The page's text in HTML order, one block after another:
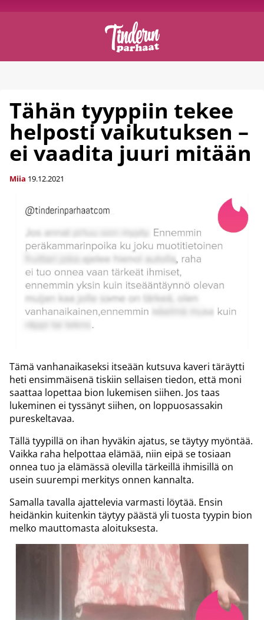
Tähän tyyppiin tekee
helposti vaikutuksen –
ei vaadita juuri mitään
Miia 19.12.2021
Tämä vanhanaikaseksi itseään kutsuva kaveri täräytti
heti ensimmäisenä tiskiin sellaisen tiedon, että moni
saattaa lopettaa bion lukemisen siihen. Jos taas
lukeminen ei tyssänyt siihen, on loppuosassakin
pureskeltavaa.
Tällä tyypillä on ihan hyväkin ajatus, se täytyy myöntää.
Vaikka raha helpottaa elämää, niin eipä se tosiaan
onnea tuo ja elämässä olevilla tärkeillä ihmisillä on
usein suurempi merkitys onnen kannalta.
Samalla tavalla ajattelevia varmasti löytää. Ensin
heidänkin kuitenkin täytyy päästä yli tuosta tyypin bion
melko mauttomasta aloituksesta.